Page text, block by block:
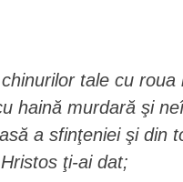
tale cu
haină murdară şi
a sfinţeniei şi din
ţi-ai dat;